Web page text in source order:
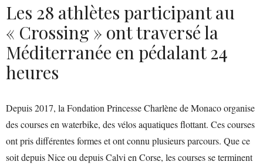
Les 28 athlètes participant au
« Crossing » ont traversé la
Méditerranée en pédalant 24
heures
Depuis 2017, la Fondation Princesse Charlène de Monaco organise
des courses en waterbike, des vélos aquatiques flottant. Ces courses
ont pris différentes formes et ont connu plusieurs parcours. Que ce
soit depuis Nice ou depuis Calvi en Corse, les courses se terminent